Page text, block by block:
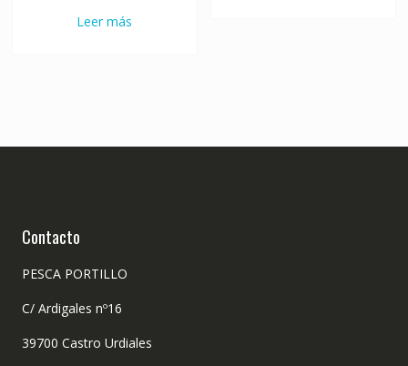
era:
Leer más
Contacto
PESCA PORTILLO
C/ Ardigales nº16
39700 Castro Urdiales